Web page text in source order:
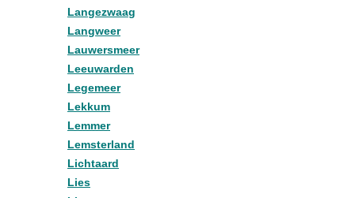
Langezwaag
Langweer
Lauwersmeer
Leeuwarden
Legemeer
Lekkum
Lemmer
Lemsterland
Lichtaard
Lies